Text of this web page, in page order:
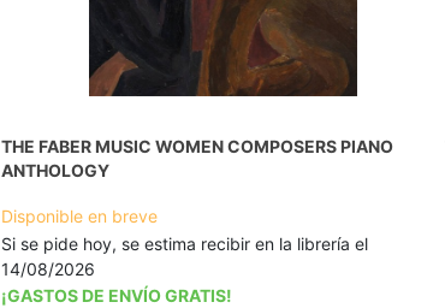
THE FABER MUSIC WOMEN COMPOSERS PIANO
ANTHOLOGY
Disponible en breve
Si se pide hoy, se estima recibir en la librería el
14/08/2026
¡GASTOS DE ENVÍO GRATIS!